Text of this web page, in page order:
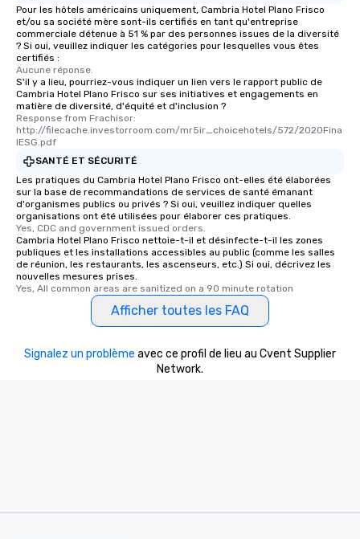
Pour les hôtels américains uniquement, Cambria Hotel Plano Frisco
et/ou sa société mère sont-ils certifiés en tant qu'entreprise
commerciale détenue à 51 % par des personnes issues de la diversité
? Si oui, veuillez indiquer les catégories pour lesquelles vous êtes
certifiés :
Aucune réponse.
S'il y a lieu, pourriez-vous indiquer un lien vers le rapport public de
Cambria Hotel Plano Frisco sur ses initiatives et engagements en
matière de diversité, d'équité et d'inclusion ?
Response from Frachisor:
http://filecache.investorroom.com/mr5ir_choicehotels/572/2020Fina
lESG.pdf
SANTÉ ET SÉCURITÉ
Les pratiques du Cambria Hotel Plano Frisco ont-elles été élaborées
sur la base de recommandations de services de santé émanant
d'organismes publics ou privés ? Si oui, veuillez indiquer quelles
organisations ont été utilisées pour élaborer ces pratiques.
Yes, CDC and government issued orders.
Cambria Hotel Plano Frisco nettoie-t-il et désinfecte-t-il les zones
publiques et les installations accessibles au public (comme les salles
de réunion, les restaurants, les ascenseurs, etc.) Si oui, décrivez les
nouvelles mesures prises.
Yes, All common areas are sanitized on a 90 minute rotation
Afficher toutes les FAQ
Signalez un problème avec ce profil de lieu au Cvent Supplier
Network.